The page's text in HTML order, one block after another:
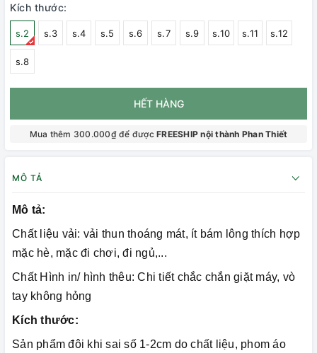
Kích thước:
s.2 s.3 s.4 s.5 s.6 s.7 s.9 s.10 s.11 s.12
s.8
HẾT HÀNG
Mua thêm 300.000₫ để đượcFREESHIP nội thành Phan Thiết
MÔ TẢ
Mô tả:
Chất liệu vải: vải thun thoáng mát, ít bám lông thích hợp
mặc hè, mặc đi chơi, đi ngủ,...
Chất Hình in/ hình thêu: Chi tiết chắc chắn giặt máy, vò
tay không hỏng
Kích thước:
Sản phẩm đôi khi sai số 1-2cm do chất liệu, phom áo